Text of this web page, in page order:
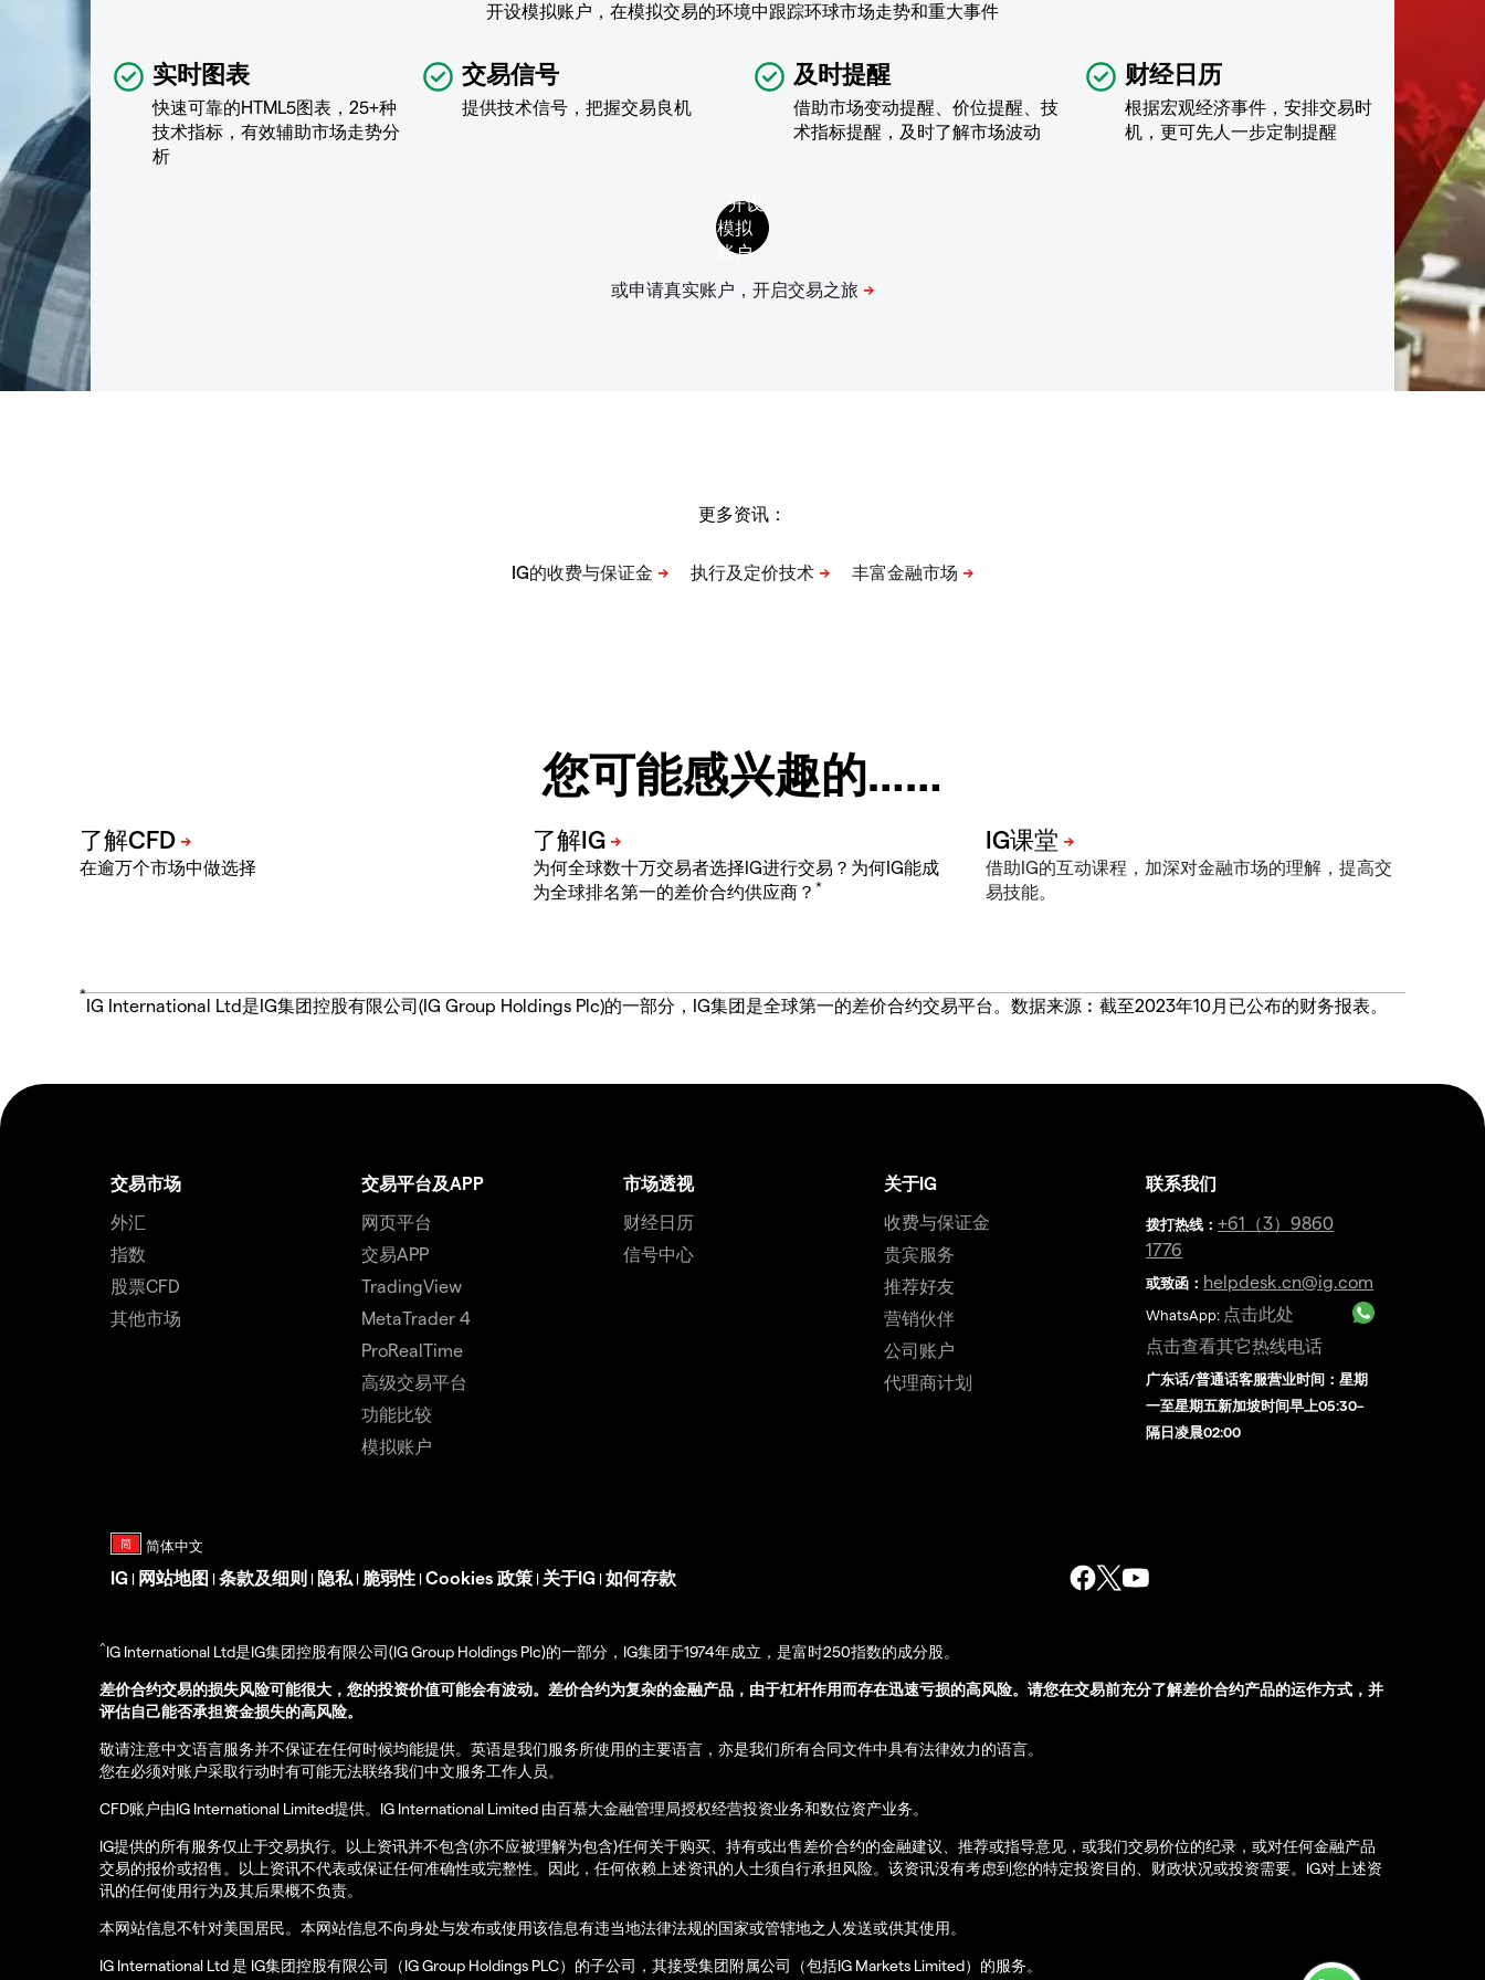
开设模拟账户，在模拟交易的环境中跟踪环球市场走势和重大事件
实时图表
快速可靠的HTML5图表，25+种
技术指标，有效辅助市场走势分
析
交易信号
提供技术信号，把握交易良机
及时提醒
借助市场变动提醒、价位提醒、技
术指标提醒，及时了解市场波动
财经日历
根据宏观经济事件，安排交易时
机，更可先人一步定制提醒
更多资讯：
您可能感兴趣的……
在逾万个市场中做选择
为何全球数十万交易者选择IG进行交易？为何IG能成
为全球排名第一的差价合约供应商？ *
借助IG的互动课程，加深对金融市场的理解，提高交
易技能。
*
IG International Ltd是IG集团控股有限公司(IG Group Holdings Plc)的一部分，IG集团是全球第一的差价合约交易平台。数据来源︰截至2023年10月已公布的财务报表。
交易市场
外汇
指数
股票CFD
其他市场
交易平台及APP
网页平台
交易APP
TradingView
MetaTrader 4
ProRealTime
高级交易平台
功能比较
模拟账户
市场透视
财经日历
信号中心
关于IG
收费与保证金
贵宾服务
推荐好友
营销伙伴
公司账户
代理商计划
联系我们
拨打热线 ：+61（3）9860
1776
或致函： helpdesk.cn@ig.com
WhatsApp: 点击此处
点击查看其它热线电话
广东话/普通话客服营业时间：星期
一至星期五新加坡时间早上05:30–
隔日凌晨02:00
IG | 网站地图 | 条款及细则 | 隐私 | 脆弱性 | Cookies 政策 | 关于IG | 如何存款
^IG International Ltd是IG集团控股有限公司(IG Group Holdings Plc)的一部分，IG集团于1974年成立，是富时250指数的成分股。
差价合约交易的损失风险可能很大，您的投资价值可能会有波动。差价合约为复杂的金融产品，由于杠杆作用而存在迅速亏损的高风险。请您在交易前充分了解差价合约产品的运作方式，并
评估自己能否承担资金损失的高风险。
敬请注意中文语言服务并不保证在任何时候均能提供。英语是我们服务所使用的主要语言，亦是我们所有合同文件中具有法律效力的语言。
您在必须对账户采取行动时有可能无法联络我们中文服务工作人员。
CFD账户由IG International Limited提供。IG International Limited 由百慕大金融管理局授权经营投资业务和数位资产业务。
IG提供的所有服务仅止于交易执行。以上资讯并不包含(亦不应被理解为包含)任何关于购买、持有或出售差价合约的金融建议、推荐或指导意见，或我们交易价位的纪录，或对任何金融产品
交易的报价或招售。以上资讯不代表或保证任何准确性或完整性。因此，任何依赖上述资讯的人士须自行承担风险。该资讯没有考虑到您的特定投资目的、财政状况或投资需要。IG对上述资
讯的任何使用行为及其后果概不负责。
本网站信息不针对美国居民。本网站信息不向身处与发布或使用该信息有违当地法律法规的国家或管辖地之人发送或供其使用。
IG International Ltd 是 IG集团控股有限公司（IG Group Holdings PLC）的子公司，其接受集团附属公司（包括IG Markets Limited）的服务。